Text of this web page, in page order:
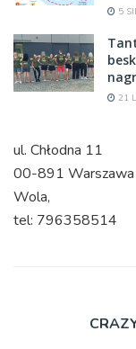
5
21
ul. Chłodna 11
00-891 Warszawa
Wola,
tel: 796358514